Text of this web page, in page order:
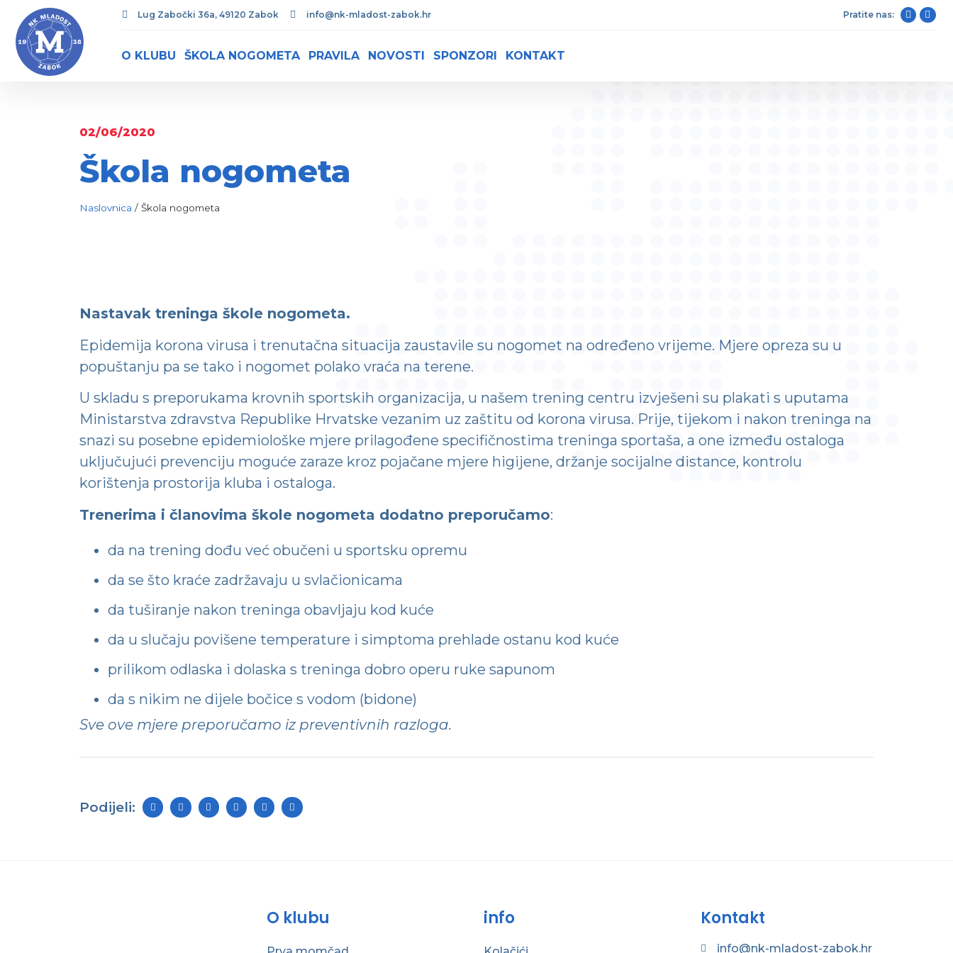
Lug Zabočki 36a, 49120 Zabok info@nk-mladost-zabok.hr Pratite nas:
O KLUBU ŠKOLA NOGOMETA PRAVILA NOVOSTI SPONZORI KONTAKT
02/06/2020
Škola nogometa
Naslovnica / Škola nogometa
Nastavak treninga škole nogometa.
Epidemija korona virusa i trenutačna situacija zaustavile su nogomet na određeno vrijeme. Mjere opreza su u
popuštanju pa se tako i nogomet polako vraća na terene.
U skladu s preporukama krovnih sportskih organizacija, u našem trening centru izvješeni su plakati s uputama
Ministarstva zdravstva Republike Hrvatske vezanim uz zaštitu od korona virusa. Prije, tijekom i nakon treninga na
snazi su posebne epidemiološke mjere prilagođene specifičnostima treninga sportaša, a one između ostaloga
uključujući prevenciju moguće zaraze kroz pojačane mjere higijene, držanje socijalne distance, kontrolu
korištenja prostorija kluba i ostaloga.
Trenerima i članovima škole nogometa dodatno preporučamo:
da na trening dođu već obučeni u sportsku opremu
da se što kraće zadržavaju u svlačionicama
da tuširanje nakon treninga obavljaju kod kuće
da u slučaju povišene temperature i simptoma prehlade ostanu kod kuće
prilikom odlaska i dolaska s treninga dobro operu ruke sapunom
da s nikim ne dijele bočice s vodom (bidone)
Sve ove mjere preporučamo iz preventivnih razloga.
Podijeli:
O klubu info Kontakt
info@nk-mladost-zabok.hr